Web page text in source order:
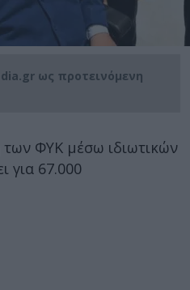
ως προτεινόμενη
των ΦΥΚ μέσω ιδιωτικών
για 67.000